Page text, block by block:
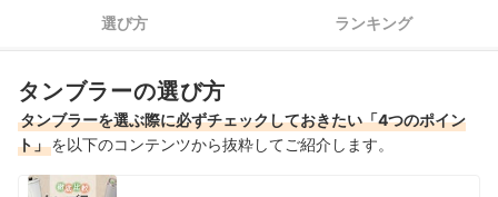
売れ筋の人気スタンレーのタンブラー全2商品を徹底比較！
スタンレーのタンブラーの売れ筋ランキングもチェック！
選び方 ランキング
タンブラーの選び方
タンブラーを選ぶ際に必ずチェックしておきたい「4つのポイン
ト」を以下のコンテンツから抜粋してご紹介します。